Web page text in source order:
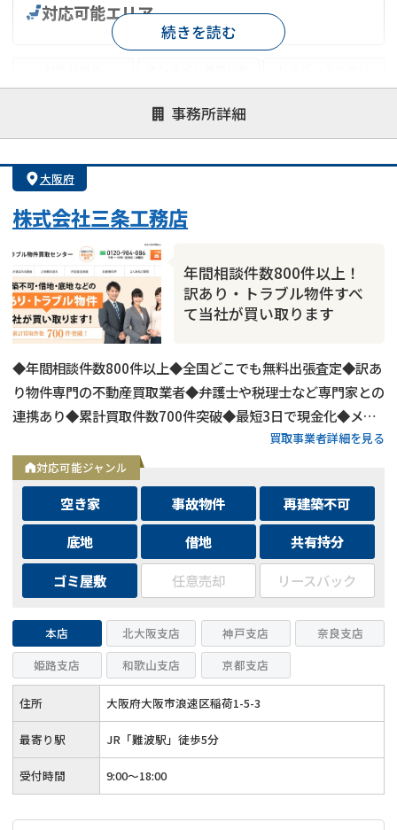
事務所詳細
対応可能エリア
士業連携有り
続きを読む
大阪府
株式会社三条工務店
年間相談件数800件以上！
訳あり・トラブル物件すべ
て当社が買い取ります
◆年間相談件数800件以上◆全国どこでも無料出張査定◆訳あ
り物件専門の不動産買取業者◆弁護士や税理士など専門家との
連携あり◆累計買取件数700件突破◆最短3日で現金化◆メー
買取事業者詳細を見る
対応可能ジャンル
空き家 事故物件
再建築不可
底地
借地
共有持分
ゴミ屋敷
任意売却 リースバック
本店 北大阪支店 神戸支店
奈良支店
姫路支店
和歌山支店 京都支店
住所 大阪府大阪市浪速区稲荷1-5-3
最寄り駅 JR「難波駅」徒歩5分
受付時間 9:00～18:00